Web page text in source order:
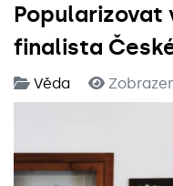
Popularizovat
finalista
Věda